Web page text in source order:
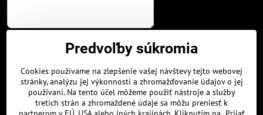
Mesto/Obec
Predvoľby súkromia
Cookies používame na zlepšenie vašej návštevy tejto webovej
stránky, analýzu jej výkonnosti a zhromažďovanie údajov o jej
používaní. Na tento účel môžeme použiť nástroje a služby
tretích strán a zhromaždené údaje sa môžu preniesť k